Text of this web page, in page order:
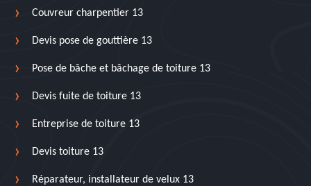
Couvreur charpentier 13
Devis pose de gouttière 13
Pose de bâche et bâchage de toiture 13
Devis fuite de toiture 13
Entreprise de toiture 13
Devis toiture 13
Réparateur, installateur de velux 13